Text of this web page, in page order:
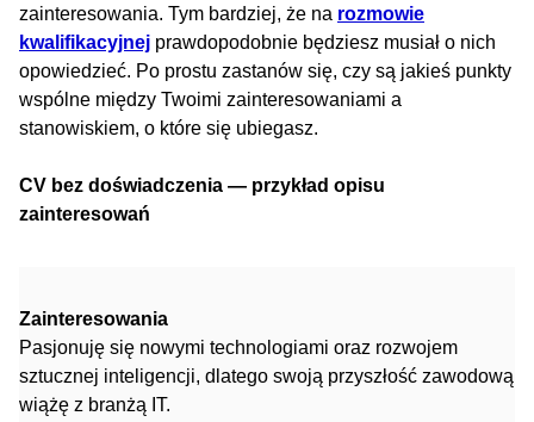
zainteresowania. Tym bardziej, że na rozmowie
kwalifikacyjnej prawdopodobnie będziesz musiał o nich
opowiedzieć. Po prostu zastanów się, czy są jakieś punkty
wspólne między Twoimi zainteresowaniami a
stanowiskiem, o które się ubiegasz.
CV bez doświadczenia — przykład opisu
zainteresowań
Zainteresowania
Pasjonuję się nowymi technologiami oraz rozwojem
sztucznej inteligencji, dlatego swoją przyszłość zawodową
wiążę z branżą IT.